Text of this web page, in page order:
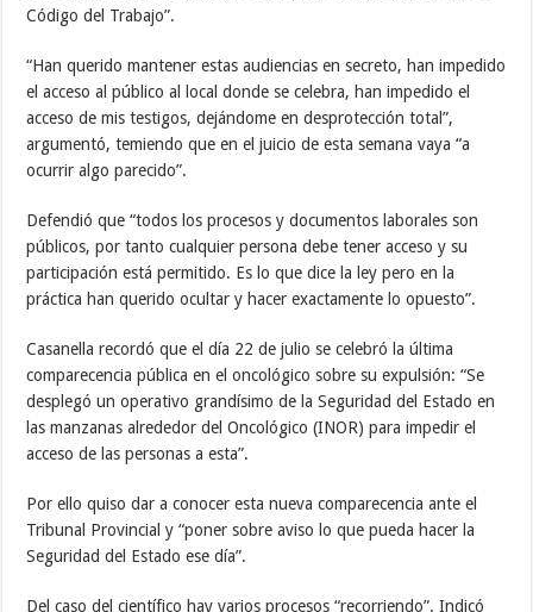
Código del Trabajo”.
“Han querido mantener estas audiencias en secreto, han impedido
el acceso al público al local donde se celebra, han impedido el
acceso de mis testigos, dejándome en desprotección total”,
argumentó, temiendo que en el juicio de esta semana vaya “a
ocurrir algo parecido”.
Defendió que “todos los procesos y documentos laborales son
públicos, por tanto cualquier persona debe tener acceso y su
participación está permitido. Es lo que dice la ley pero en la
práctica han querido ocultar y hacer exactamente lo opuesto”.
Casanella recordó que el día 22 de julio se celebró la última
comparecencia pública en el oncológico sobre su expulsión: “Se
desplegó un operativo grandísimo de la Seguridad del Estado en
las manzanas alrededor del Oncológico (INOR) para impedir el
acceso de las personas a esta”.
Por ello quiso dar a conocer esta nueva comparecencia ante el
Tribunal Provincial y “poner sobre aviso lo que pueda hacer la
Seguridad del Estado ese día”.
Del caso del científico hay varios procesos “recorriendo”. Indicó